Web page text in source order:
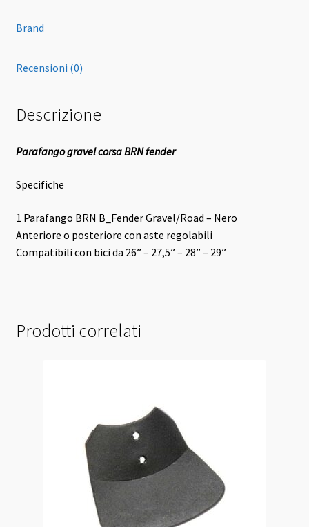
Brand
Recensioni (0)
Descrizione
Parafango gravel corsa BRN fender
Specifiche
1 Parafango BRN B_Fender Gravel/Road – Nero
Anteriore o posteriore con aste regolabili
Compatibili con bici da 26” – 27,5” – 28” – 29”
Prodotti correlati